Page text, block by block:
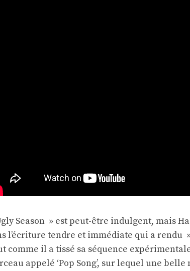
Season » est peut-être indulgent, mais
l’écriture tendre et immédiate qui a rendu
comme il a tissé sa séquence
appelé ‘Pop Song’, sur lequel une